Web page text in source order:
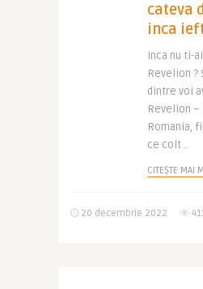
cateva
inca
Inca nu ti-
Revelion
dintre voi
Revelion
Romania,
ce colt ..
CITEȘTE MAI
20 decembrie 2022